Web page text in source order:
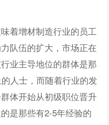
着增材制造行业的员工
队伍的扩大，市场正在
业主导地位的群体是那
人士，而随着行业的发
体开始从初级职位晋升
是那些有2-5年经验的